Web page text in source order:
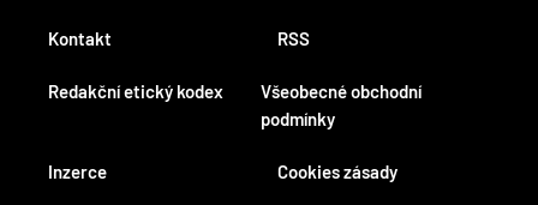
Kontakt
Redakční etický kodex
Inzerce
RSS
Všeobecné obchodní
podmínky
Cookies zásady